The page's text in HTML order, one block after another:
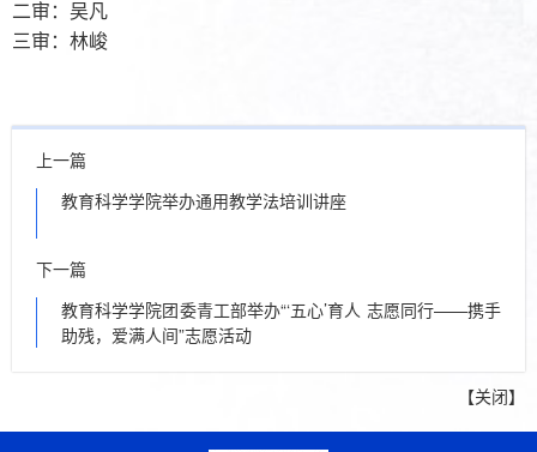
二审：吴凡
三审：林峻
上一篇
教育科学学院举办通用教学法培训讲座
下一篇
教育科学学院团委青工部举办“‘五心’育人 志愿同行——携手
助残，爱满人间”志愿活动
【关闭】